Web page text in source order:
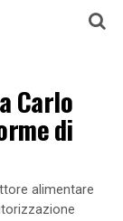
Carlo
di
alimentare